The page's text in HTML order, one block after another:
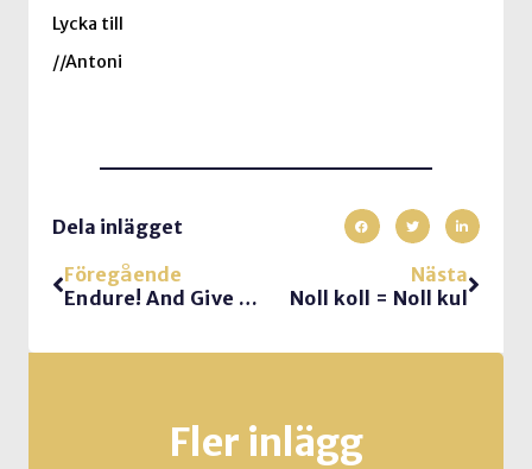
Lycka till
//Antoni
Dela inlägget
Föregående
Endure! And Give Up, Quickly!
Nästa
Noll koll = Noll kul
Fler inlägg